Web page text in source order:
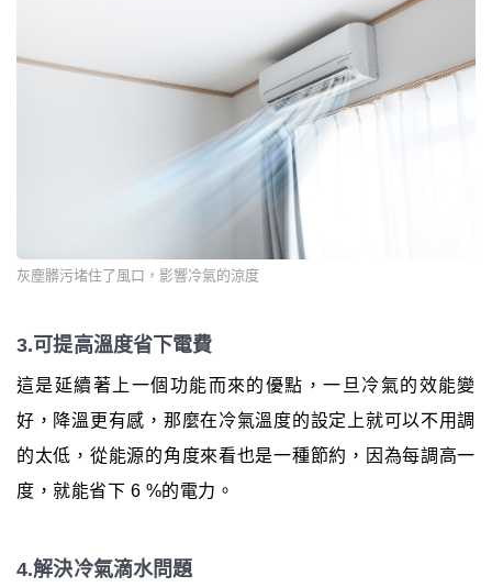
灰塵髒污堵住了風口，影響冷氣的涼度
3.可提高溫度省下電費
這是延續著上一個功能而來的優點，一旦冷氣的效能變
好，降溫更有感，那麼在冷氣溫度的設定上就可以不用調
的太低，從能源的角度來看也是一種節約，因為每調高一
度，就能省下 6 %的電力。
4.解決冷氣滴水問題